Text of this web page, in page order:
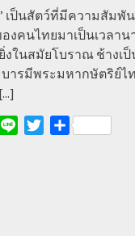
เป็นสัตว์ที่มีความสัมพั
งคนไทยมาเป็นเวลาน
งในสมัยโบราณ ช้างเ
ารมีพระมหากษัตริย์ไ
[...]
Facebook
Line TwitterShare